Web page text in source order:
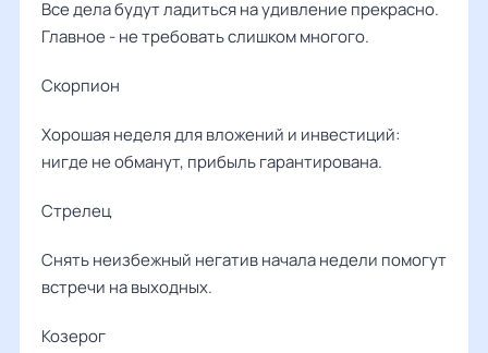
Все дела будут ладиться на удивление прекрасно.
Главное - не требовать слишком многого.
Скорпион
Хорошая неделя для вложений и инвестиций:
нигде не обманут, прибыль гарантирована.
Стрелец
Снять неизбежный негатив начала недели помогут
встречи на выходных.
Козерог